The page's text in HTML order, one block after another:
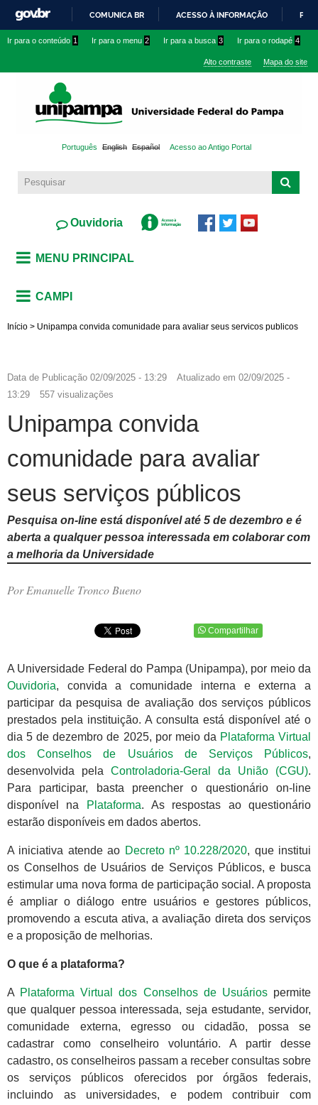
conteúdo
IR
O
COMUNICA BR ACESSO À INFORMAÇÃO
Ir para o conteúdo 1 Ir para o menu 2 Ir para a busca 3 Ir para o rodapé 4
Alto contraste Mapa do site
Português English Español Acesso ao Antigo Portal
Ouvidoria
MENU PRINCIPAL
CAMPI
Início > Unipampa convida comunidade para avaliar seus servicos publicos
Data de Publicação 02/09/2025 - 13:29 Atualizado em 02/09/2025 -
13:29
557 visualizações
Unipampa convida
comunidade para avaliar
seus serviços públicos
Pesquisa on-line está disponível até 5 de dezembro e é
aberta a qualquer pessoa interessada em colaborar com
a melhoria da Universidade
Por Emanuelle Tronco Bueno
Compartilhar
A Universidade Federal do Pampa (Unipampa), por meio da
Ouvidoria, convida a comunidade interna e externa a
participar da pesquisa de avaliação dos serviços públicos
prestados pela instituição. A consulta está disponível até o
dia 5 de dezembro de 2025, por meio da Plataforma Virtual
dos Conselhos de Usuários de Serviços Públicos,
desenvolvida pela Controladoria-Geral da União (CGU).
Para participar, basta preencher o questionário on-line
disponível na
Plataforma. As respostas ao questionário
estarão disponíveis em dados abertos.
A iniciativa atende ao Decreto nº 10.228/2020, que institui
os Conselhos de Usuários de Serviços Públicos, e busca
estimular uma nova forma de participação social. A proposta
é ampliar o diálogo entre usuários e gestores públicos,
promovendo a escuta ativa, a avaliação direta dos serviços
e a proposição de melhorias.
O que é a plataforma?
A Plataforma Virtual dos Conselhos de Usuáriospermite
que qualquer pessoa interessada, seja estudante, servidor,
comunidade externa, egresso ou cidadão, possa se
cadastrar como conselheiro voluntário. A partir desse
cadastro, os conselheiros passam a receber consultas sobre
os serviços públicos oferecidos por órgãos federais,
incluindo as universidades, e podem contribuir com